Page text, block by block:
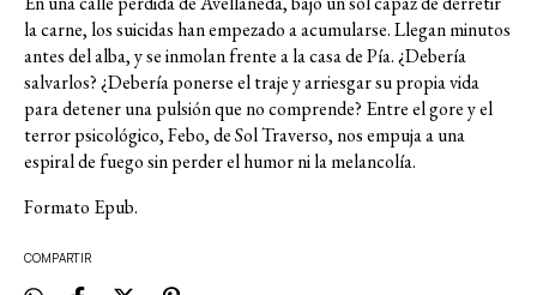
la carne, los suicidas han empezado a acumularse. Llegan minutos
antes del alba, y se inmolan frente a la casa de Pía. ¿Debería
salvarlos? ¿Debería ponerse el traje y arriesgar su propia vida
para detener una pulsión que no comprende? Entre el gore y el
terror psicológico, Febo, de Sol Traverso, nos empuja a una
espiral de fuego sin perder el humor ni la melancolía.
Formato Epub.
COMPARTIR